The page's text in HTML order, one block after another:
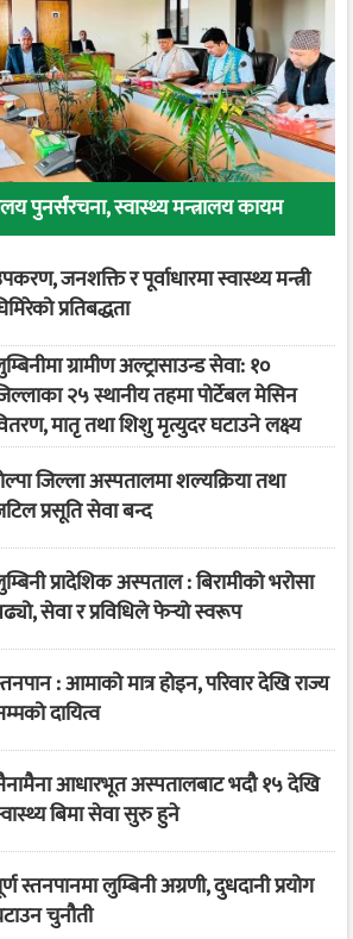
पुनर्संरचना, स्वास्थ्य मन्त्रालय कायम
जनशक्ति र पूर्वाधारमा स्वास्थ्य मन्त्री
प्रतिबद्धता
ग्रामीण अल्ट्रासाउन्ड सेवा: १०
२५ स्थानीय तहमा पोर्टेबल मेसिन
मातृ तथा शिशु मृत्युदर घटाउने लक्ष्य
जिल्ला अस्पतालमा शल्यक्रिया तथा
प्रसूति सेवा बन्द
प्रादेशिक अस्पताल : बिरामीको भरोसा
सेवा र प्रविधिले फेर्‍यो स्वरूप
: आमाको मात्र होइन, परिवार देखि राज्य
दायित्व
आधारभूत अस्पतालबाट भदौ १५ देखि
बिमा सेवा सुरु हुने
स्तनपानमा लुम्बिनी अग्रणी, दुधदानी प्रयोग
चुनौती